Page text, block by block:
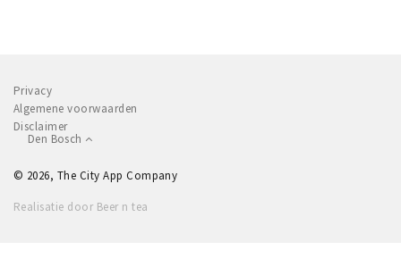
Privacy
Algemene voorwaarden
Disclaimer
Den Bosch
© 2026, The City App Company
Realisatie door Beer n tea